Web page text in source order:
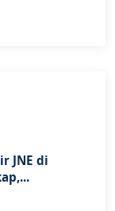
JNE di